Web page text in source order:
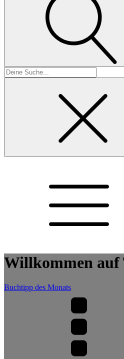
Suchen
nach:
Willkommen auf
Buchtipp des Monats